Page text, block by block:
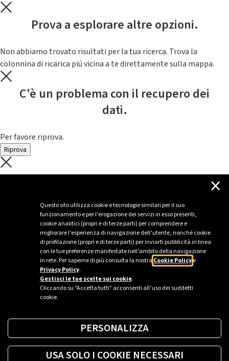
Questo sito utilizza cookie e tecnologie similari per il suo
funzionamento e per l’erogazione dei servizi in esso presenti,
cookie analitici (propri e di terze parti) per comprendere e
migliorare l’esperienza di navigazione dell’utente, nonché cookie
di profilazione (propri e di terze parti) per inviarti pubblicità in linea
con le tue preferenze manifestate nell’ambito della navigazione
in rete. Per saperne di più consulta la nostra Cookie Policye
Privacy Policy.
Gestisci le tue scelte sui cookie.
Cliccando su "Accetta tutti" acconsenti all’uso dei suddetti
cookie.
×
PERSONALIZZA
USA SOLO I COOKIE NECESSARI
Prova a esplorare altre opzioni.
Non abbiamo trovato risultati per la tua ricerca. Trova la
colonnina di ricarica piú vicina a te direttamente sulla mappa.
C'è un problema con il recupero dei
dati.
Per favore riprova.
Riprova
C'è un problema con il recupero dei
Per favore riprova piú tardi
Sei un’azienda o una PA?
Trova la soluzione più giusta per te.
Richiedi una colonnina